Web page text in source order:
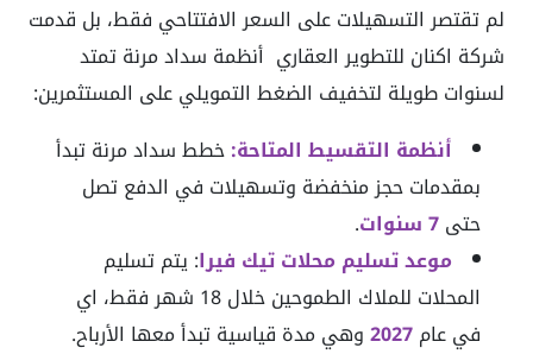
لم تقتصر التسهيلات على السعر الافتتاحي فقط، بل قدمت
شركة اكنان للتطوير العقاري أنظمة سداد مرنة تمتد
لسنوات طويلة لتخفيف الضغط التمويلي على المستثمرين:
أنظمة التقسيط المتاحة:خطط سداد مرنة تبدأ
بمقدمات حجز منخفضة وتسهيلات في الدفع تصل
حتى
.
موعد تسليم محلات تيك فيرا: يتم تسليم
المحلات للملاك الطموحين خلال 18 شهر فقط، اي
في عام2027وهي مدة قياسية تبدأ معها الأرباح.